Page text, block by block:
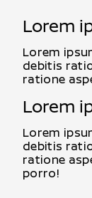
Lorem
Lorem
debitis
ratione
Lorem
Lorem
debitis
ratione
porro!